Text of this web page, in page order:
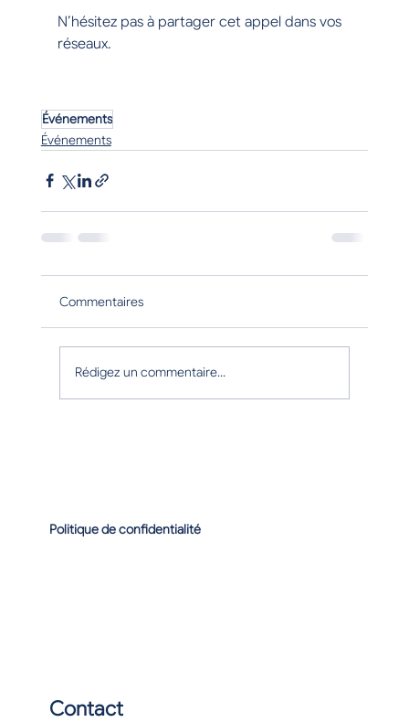
N’hésitez pas à partager cet appel dans vos
réseaux.
Événements
Événements
Commentaires
Rédigez un commentaire...
Politique de confidentialité
Contact